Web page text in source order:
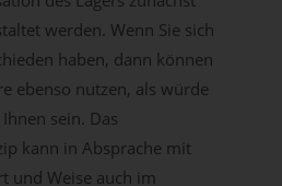
werden. Wenn Sie sich
haben, dann können
ebenso nutzen, als würde
sein. Das
kann in Absprache mit
und Weise auch im